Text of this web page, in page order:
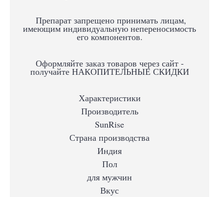
Препарат запрещено принимать лицам,
имеющим индивидуальную непереносимость
его компонентов.
Оформляйте заказ товаров через сайт -
получайте НАКОПИТЕЛЬНЫЕ СКИДКИ
Характеристики
Производитель
SunRise
Страна производства
Индия
Пол
для мужчин
Вкус